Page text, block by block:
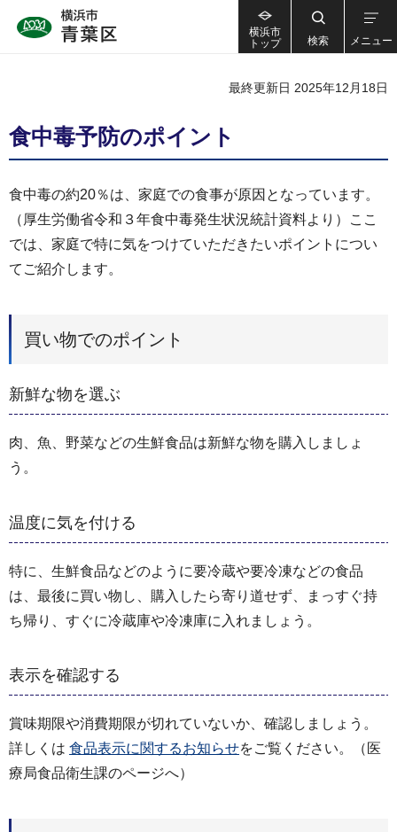
横浜市
トップ
検索 メニュー
最終更新日 2025年12月18日
食中毒予防のポイント
食中毒の約20％は、家庭での食事が原因となっています。
（厚生労働省令和３年食中毒発生状況統計資料より）ここ
では、家庭で特に気をつけていただきたいポイントについ
てご紹介します。
買い物でのポイント
新鮮な物を選ぶ
肉、魚、野菜などの生鮮食品は新鮮な物を購入しましょ
う。
温度に気を付ける
特に、生鮮食品などのように要冷蔵や要冷凍などの食品
は、最後に買い物し、購入したら寄り道せず、まっすぐ持
ち帰り、すぐに冷蔵庫や冷凍庫に入れましょう。
表示を確認する
賞味期限や消費期限が切れていないか、確認しましょう。
詳しくは 食品表示に関するお知らせをご覧ください。（医
療局食品衛生課のページへ）